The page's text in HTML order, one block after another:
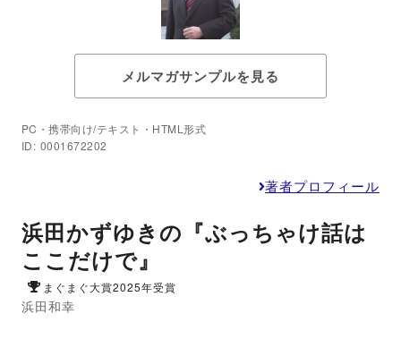
メルマガサンプルを見る
PC・携帯向け/テキスト・HTML形式
ID: 0001672202
著者プロフィール
浜田かずゆきの『ぶっちゃけ話は
ここだけで』
まぐまぐ大賞2025年受賞
浜田和幸